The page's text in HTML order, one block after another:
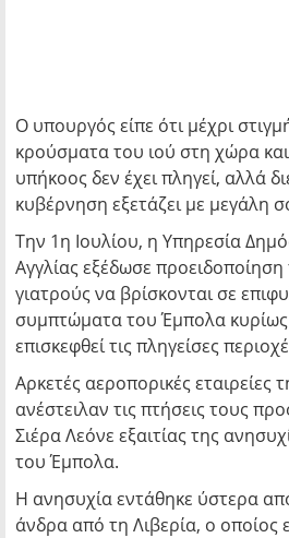
Ο υπουργός είπε ότι μέχρι
κρούσματα του ιού στη χώρα
υπήκοος δεν έχει πληγεί, αλλά
κυβέρνηση εξετάζει με μεγάλη
Την 1η Ιουλίου, η Υπηρεσία
Αγγλίας εξέδωσε
γιατρούς να βρίσκονται σε
συμπτώματα του Έμπολα
επισκεφθεί τις πληγείσες
Αρκετές αεροπορικές εταιρείες
ανέστειλαν τις πτήσεις τους
Σιέρα Λεόνε εξαιτίας της
του Έμπολα.
Η ανησυχία εντάθηκε ύστερα
άνδρα από τη Λιβερία, ο οποίος